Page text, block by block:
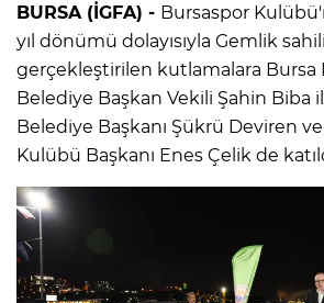
BURSA (İGFA) - Bursaspor
yıl dönümü dolayısıyla Gemlik
gerçekleştirilen kutlamalara Bursa
Belediye Başkan Vekili Şahin Biba
Belediye Başkanı Şükrü Deviren
Kulübü Başkanı Enes Çelik de